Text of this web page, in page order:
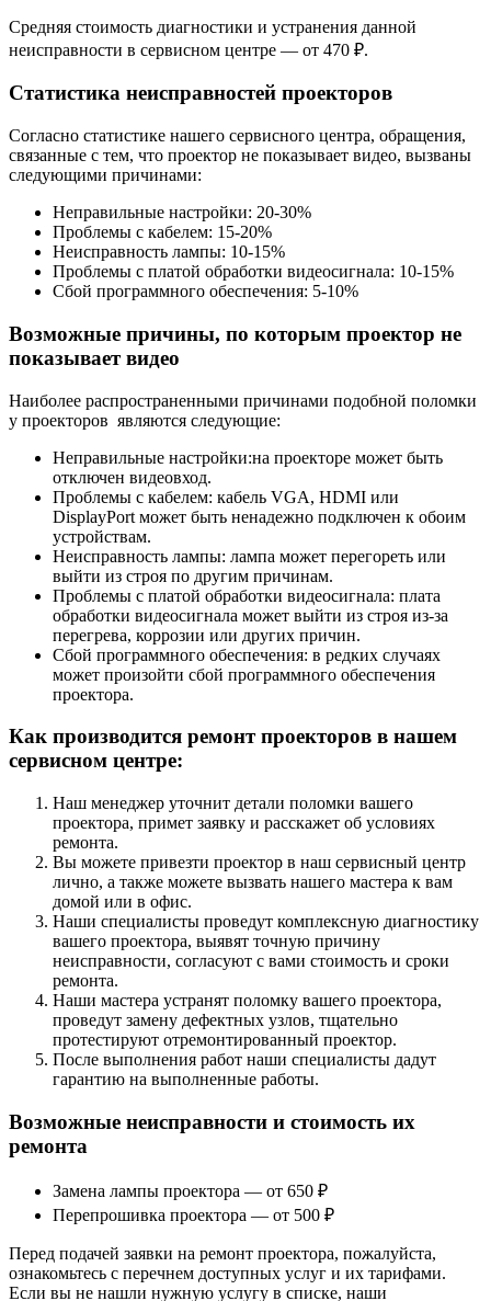
Средняя стоимость диагностики и устранения данной
неисправности в сервисном центре — от 470 ₽.
Статистика неисправностей проекторов
Согласно статистике нашего сервисного центра, обращения,
связанные с тем, что проектор не показывает видео, вызваны
следующими причинами:
Неправильные настройки: 20-30%
Проблемы с кабелем: 15-20%
Неисправность лампы: 10-15%
Проблемы с платой обработки видеосигнала: 10-15%
Сбой программного обеспечения: 5-10%
Возможные причины, по которым проектор не
показывает видео
Наиболее распространенными причинами подобной поломки
у проекторов являются следующие:
Неправильные настройки:на проекторе может быть
отключен видеовход.
Проблемы с кабелем: кабель VGA, HDMI или
DisplayPort может быть ненадежно подключен к обоим
устройствам.
Неисправность лампы: лампа может перегореть или
выйти из строя по другим причинам.
Проблемы с платой обработки видеосигнала: плата
обработки видеосигнала может выйти из строя из-за
перегрева, коррозии или других причин.
Сбой программного обеспечения: в редких случаях
может произойти сбой программного обеспечения
проектора.
Как производится ремонт проекторов в нашем
сервисном центре:
Наш менеджер уточнит детали поломки вашего
проектора, примет заявку и расскажет об условиях
ремонта.
Вы можете привезти проектор в наш сервисный центр
лично, а также можете вызвать нашего мастера к вам
домой или в офис.
Наши специалисты проведут комплексную диагностику
вашего проектора, выявят точную причину
неисправности, согласуют с вами стоимость и сроки
ремонта.
Наши мастера устранят поломку вашего проектора,
проведут замену дефектных узлов, тщательно
протестируют отремонтированный проектор.
После выполнения работ наши специалисты дадут
гарантию на выполненные работы.
Возможные неисправности и стоимость их
ремонта
Замена лампы проектора — от 650 ₽
Перепрошивка проектора — от 500 ₽
Перед подачей заявки на ремонт проектора, пожалуйста,
ознакомьтесь с перечнем доступных услуг и их тарифами.
Если вы не нашли нужную услугу в списке, наши